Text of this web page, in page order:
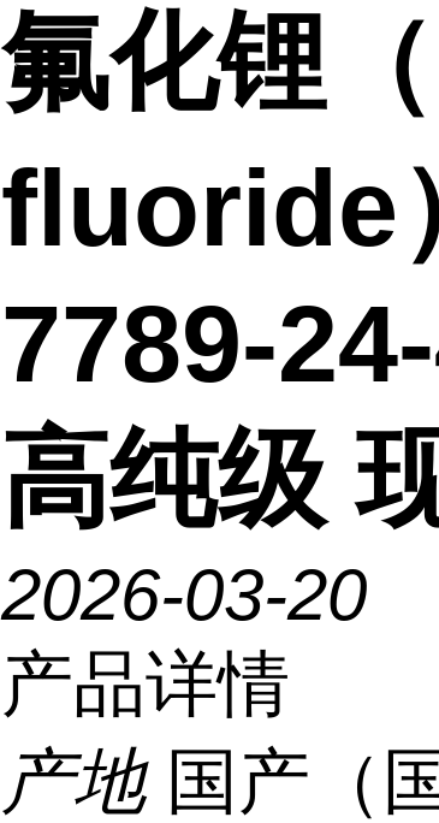
氟化锂
fluoride
7789-
高纯级
2026-03-20
产品详情
产地 国产（